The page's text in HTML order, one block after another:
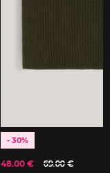
- 30%
48.00 € 69.00 €